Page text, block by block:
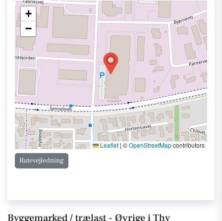
+
−
Leaflet | ©OpenStreetMapcontributors
Rutevejledning
Byggemarked / trælast - Øvrige i Thy